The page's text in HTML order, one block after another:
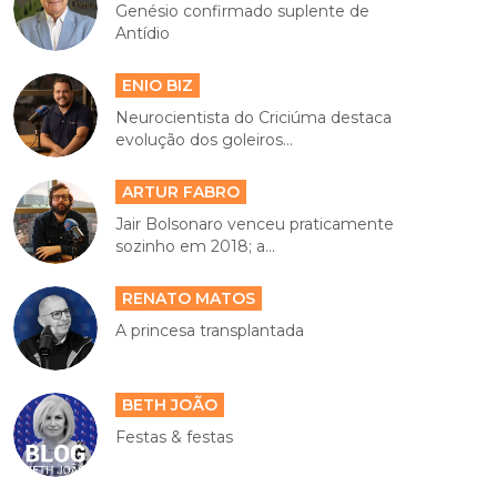
Genésio confirmado suplente de
Antídio
ENIO BIZ
Neurocientista do Criciúma destaca
evolução dos goleiros...
ARTUR FABRO
Jair Bolsonaro venceu praticamente
sozinho em 2018; a...
RENATO MATOS
A princesa transplantada
BETH JOÃO
Festas & festas